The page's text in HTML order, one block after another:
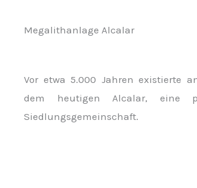
Megalithanlage Alcalar
Vor etwa 5.000 Jahren existierte
dem heutigen Alcalar, eine
Siedlungsgemeinschaft.